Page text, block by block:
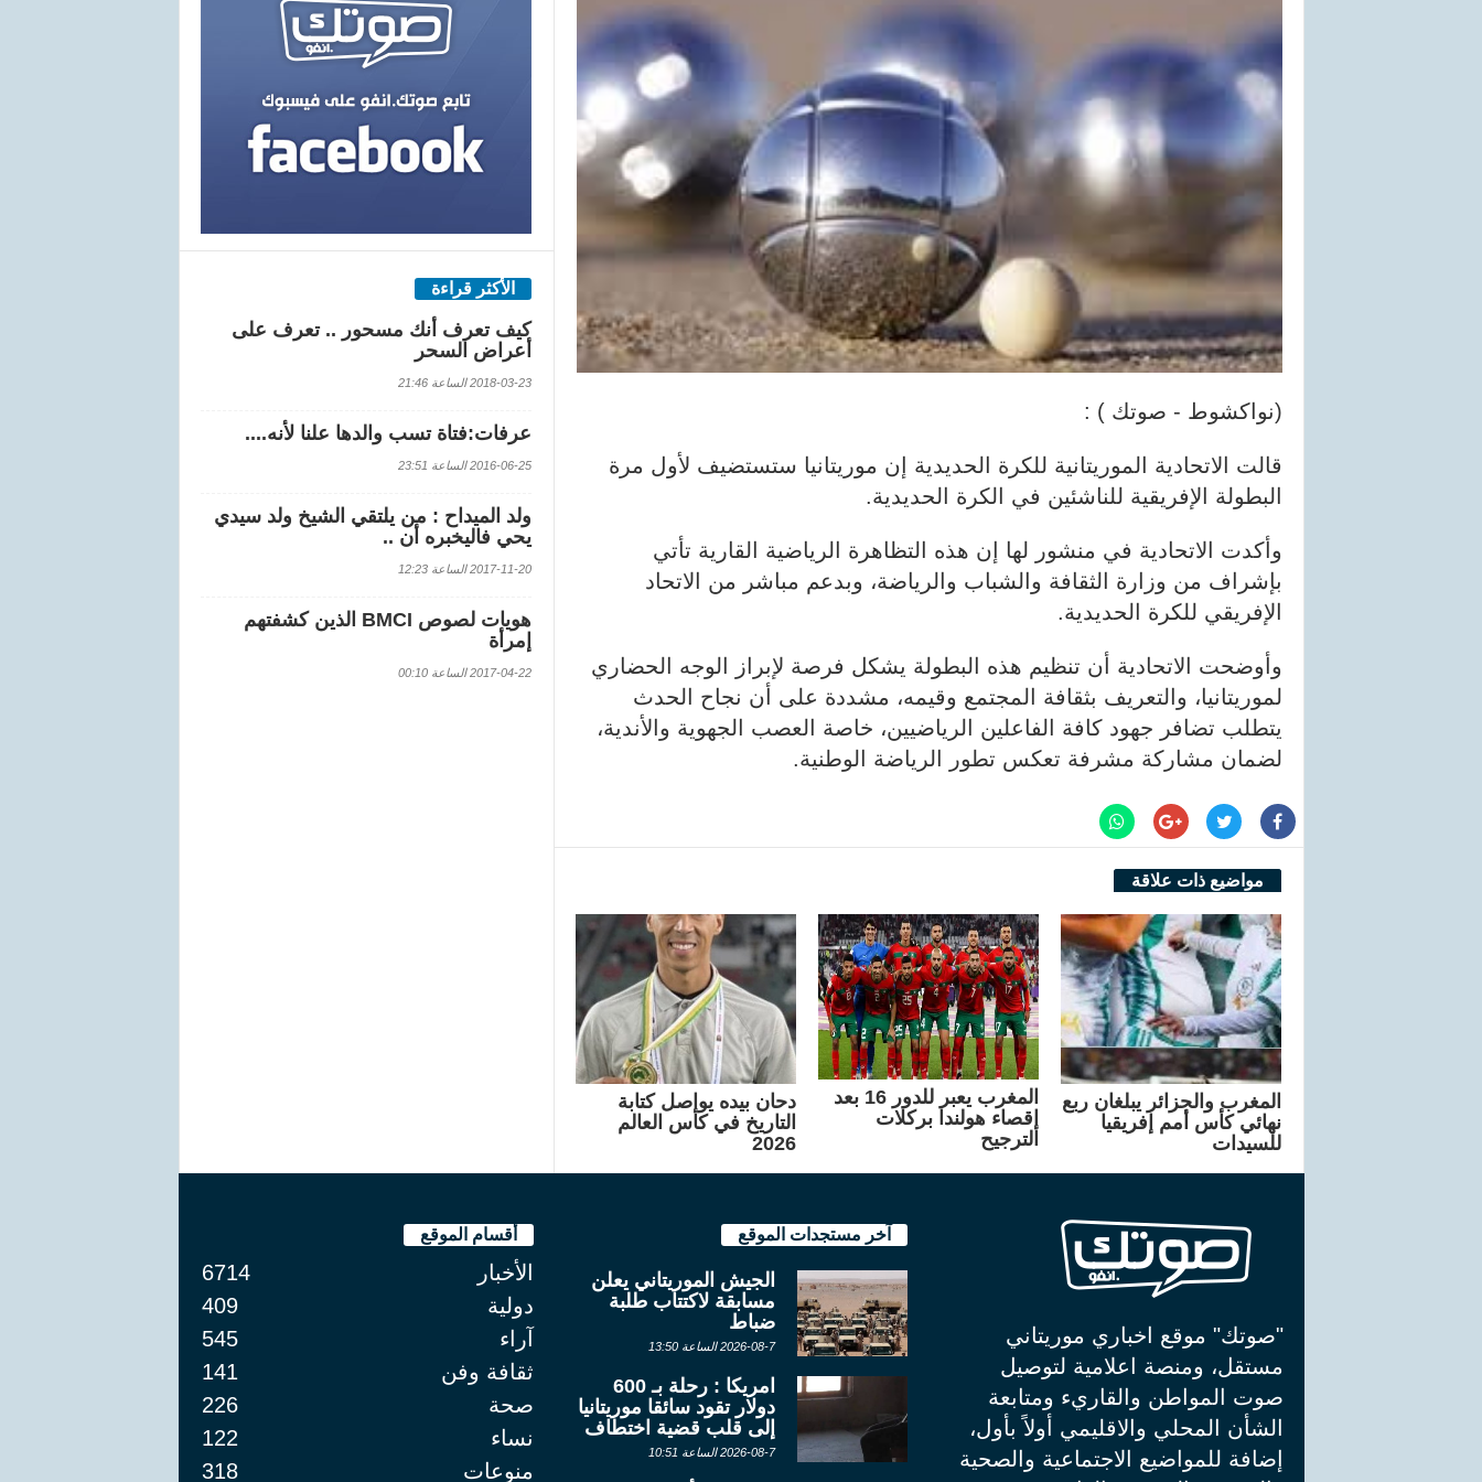
(نواكشوط - صوتك ) :
قالت الاتحادية الموريتانية للكرة الحديدية إن موريتانيا ستستضيف لأول مرة
البطولة الإفريقية للناشئين في الكرة الحديدية.
وأكدت الاتحادية في منشور لها إن هذه التظاهرة الرياضية القارية تأتي
بإشراف من وزارة الثقافة والشباب والرياضة، وبدعم مباشر من الاتحاد
الإفريقي للكرة الحديدية.
وأوضحت الاتحادية أن تنظيم هذه البطولة يشكل فرصة لإبراز الوجه الحضاري
لموريتانيا، والتعريف بثقافة المجتمع وقيمه، مشددة على أن نجاح الحدث
يتطلب تضافر جهود كافة الفاعلين الرياضيين، خاصة العصب الجهوية والأندية،
لضمان مشاركة مشرفة تعكس تطور الرياضة الوطنية.
مواضيع ذات علاقة
المغرب والجزائر يبلغان ربع
نهائي كأس أمم إفريقيا
للسيدات
المغرب يعبر للدور 16 بعد
إقصاء هولندا بركلات
الترجيح
دحان بيده يواصل كتابة
التاريخ في كأس العالم
2026
الأكثر قراءة
كيف تعرف أنك مسحور .. تعرف على
أعراض السحر
2018-03-23 الساعة 21:46
عرفات:فتاة تسب والدها علنا لأنه....
2016-06-25 الساعة 23:51
ولد الميداح : من يلتقي الشيخ ولد سيدي
يحي فاليخبره أن ..
2017-11-20 الساعة 12:23
هويات لصوص BMCI الذين كشفتهم
إمرأة
2017-04-22 الساعة 00:10
"صوتك" موقع اخباري موريتاني
مستقل، ومنصة اعلامية لتوصيل
صوت المواطن والقاريء ومتابعة
الشأن المحلي والاقليمي أولاً بأول،
إضافة للمواضيع الاجتماعية والصحية
آخر مستجدات الموقع
الجيش الموريتاني يعلن
مسابقة لاكتتاب طلبة
ضباط
2026-08-7 الساعة 13:50
امريكا : رحلة بـ 600
دولار تقود سائقا موريتانيا
إلى قلب قضية اختطاف
2026-08-7 الساعة 10:51
أقسام الموقع
الأخبار
6714
دولية
409
آراء
545
ثقافة وفن
141
صحة
226
نساء
122
منوعات
318